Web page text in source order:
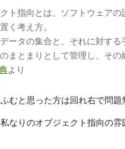
ト指向とは、ソフトウェア
く考え方。
ータの集合と、それに対す
まとまりとして管理し、その
より
むと思った方は回れ右で問題
なりのオブジェクト指向の雰